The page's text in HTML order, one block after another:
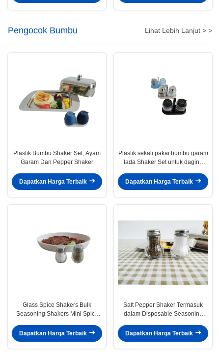
Pengocok Bumbu Lihat Lebih Lanjut > >
Plastik Bumbu Shaker Set, Ayam
Garam Dan Pepper Shaker
Dapatkan Harga Terbaik
Plastik sekali pakai bumbu garam
lada Shaker Set untuk daging
Dapatkan Harga Terbaik
Glass Spice Shakers Bulk
Seasoning Shakers Mini Spice
Dapatkan Harga Terbaik
Salt Pepper Shaker Termasuk
dalam Disposable Seasoning
Dapatkan Harga Terbaik